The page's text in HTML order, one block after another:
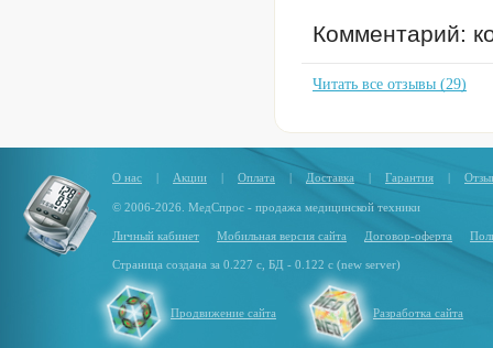
Комментарий:
Читать все отзывы (29)
О нас | Акции | Оплата | Доставка | Гарантия |
© 2006-2026. МедСпрос - продажа медицинской техники
Личный кабинет Мобильная версия сайта Договор-оферта
Страница создана за 0.227 с, БД - 0.122 с (new server)
Продвижение сайта Разработка сайта